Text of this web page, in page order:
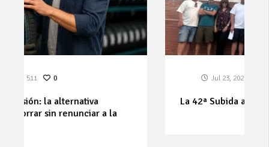
La 42ª Subida a Vejer comienza a perfilarse